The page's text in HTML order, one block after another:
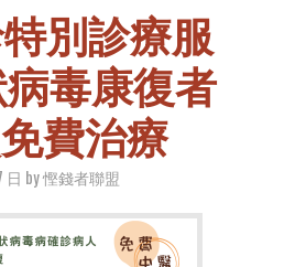
別診療服
毒康復者
費治療
日 by慳錢者聯盟